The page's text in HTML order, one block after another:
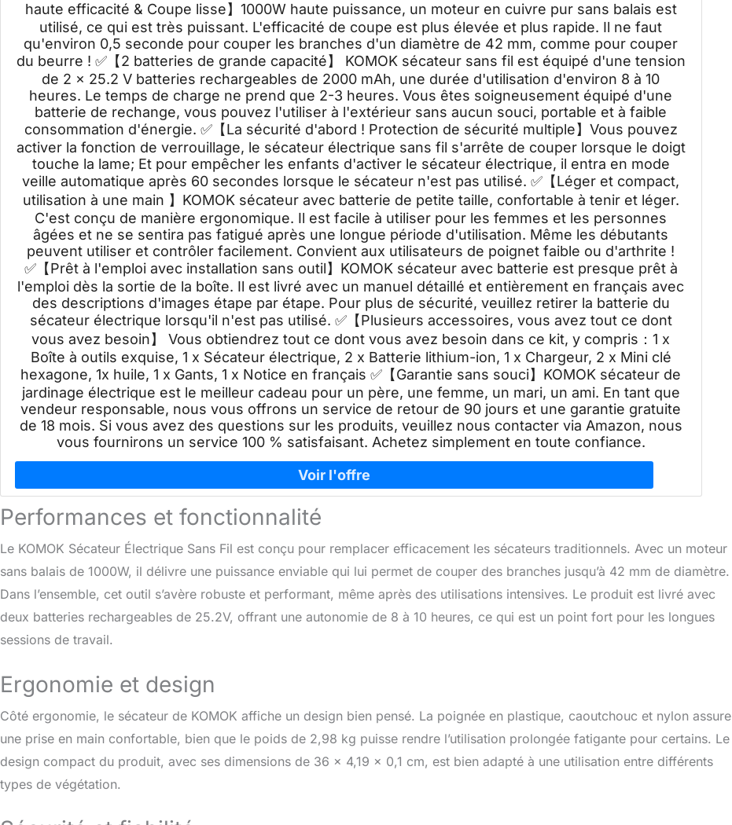
haute efficacité & Coupe lisse】1000W haute puissance, un moteur en cuivre pur sans balais est
utilisé, ce qui est très puissant. L'efficacité de coupe est plus élevée et plus rapide. Il ne faut
qu'environ 0,5 seconde pour couper les branches d'un diamètre de 42 mm, comme pour couper
du beurre ! ✅【2 batteries de grande capacité】 KOMOK sécateur sans fil est équipé d'une tension
de 2 x 25.2 V batteries rechargeables de 2000 mAh, une durée d'utilisation d'environ 8 à 10
heures. Le temps de charge ne prend que 2-3 heures. Vous êtes soigneusement équipé d'une
batterie de rechange, vous pouvez l'utiliser à l'extérieur sans aucun souci, portable et à faible
consommation d'énergie. ✅【La sécurité d'abord ! Protection de sécurité multiple】Vous pouvez
activer la fonction de verrouillage, le sécateur électrique sans fil s'arrête de couper lorsque le doigt
touche la lame; Et pour empêcher les enfants d'activer le sécateur électrique, il entra en mode
veille automatique après 60 secondes lorsque le sécateur n'est pas utilisé. ✅【Léger et compact,
utilisation à une main 】KOMOK sécateur avec batterie de petite taille, confortable à tenir et léger.
C'est conçu de manière ergonomique. Il est facile à utiliser pour les femmes et les personnes
âgées et ne se sentira pas fatigué après une longue période d'utilisation. Même les débutants
peuvent utiliser et contrôler facilement. Convient aux utilisateurs de poignet faible ou d'arthrite !
✅【Prêt à l'emploi avec installation sans outil】KOMOK sécateur avec batterie est presque prêt à
l'emploi dès la sortie de la boîte. Il est livré avec un manuel détaillé et entièrement en français avec
des descriptions d'images étape par étape. Pour plus de sécurité, veuillez retirer la batterie du
sécateur électrique lorsqu'il n'est pas utilisé. ✅【Plusieurs accessoires, vous avez tout ce dont
vous avez besoin】 Vous obtiendrez tout ce dont vous avez besoin dans ce kit, y compris：1 x
Boîte à outils exquise, 1 x Sécateur électrique, 2 x Batterie lithium-ion, 1 x Chargeur, 2 x Mini clé
hexagone, 1x huile, 1 x Gants, 1 x Notice en français ✅【Garantie sans souci】KOMOK sécateur de
jardinage électrique est le meilleur cadeau pour un père, une femme, un mari, un ami. En tant que
vendeur responsable, nous vous offrons un service de retour de 90 jours et une garantie gratuite
de 18 mois. Si vous avez des questions sur les produits, veuillez nous contacter via Amazon, nous
vous fournirons un service 100 % satisfaisant. Achetez simplement en toute confiance.
Performances et fonctionnalité
Le KOMOK Sécateur Électrique Sans Fil est conçu pour remplacer efficacement les sécateurs traditionnels. Avec un moteur
sans balais de 1000W, il délivre une puissance enviable qui lui permet de couper des branches jusqu’à 42 mm de diamètre.
Dans l’ensemble, cet outil s’avère robuste et performant, même après des utilisations intensives. Le produit est livré avec
deux batteries rechargeables de 25.2V, offrant une autonomie de 8 à 10 heures, ce qui est un point fort pour les longues
sessions de travail.
Ergonomie et design
Côté ergonomie, le sécateur de KOMOK affiche un design bien pensé. La poignée en plastique, caoutchouc et nylon assure
une prise en main confortable, bien que le poids de 2,98 kg puisse rendre l’utilisation prolongée fatigante pour certains. Le
design compact du produit, avec ses dimensions de 36 x 4,19 x 0,1 cm, est bien adapté à une utilisation entre différents
types de végétation.